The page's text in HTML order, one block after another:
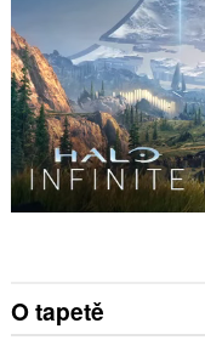
O tapetě